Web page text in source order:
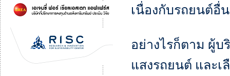
เนื่องกับรถยนต์อื่
อย่างไรก็ตาม ผู้
แสงรถยนต์ และ